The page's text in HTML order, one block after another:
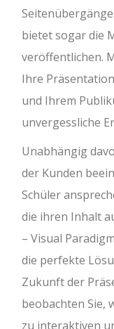
bietet sogar die
veröffentlichen.
Ihre
und Ihrem
unvergessliche
Unabhängig
der Kunden
Schüler
die ihren Inhalt
– Visual
die perfekte
Zukunft der
beobachten Sie,
zu interaktiven